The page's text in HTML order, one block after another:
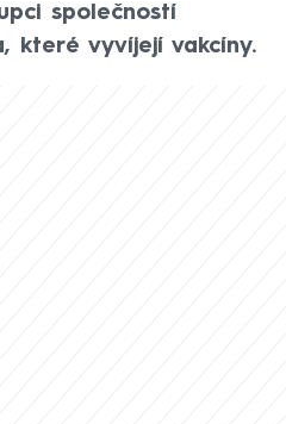
společností
které vyvíjejí vakcíny.